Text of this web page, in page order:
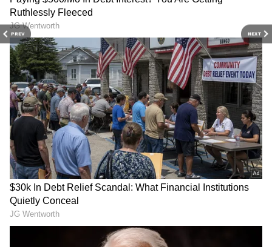
PREV NEXT
బ‌కెట్ వాట‌ర్ హీట‌ర్‌.. ఇంట్లో చిన్న
పిల్ల‌లు ఉన్న వారికి ఇది బెస్ట్
ప్రొడక్ట్, ఎలా పనిచేస్తుందంటే?
PhonePe: ఇకపై ఫోన్‌పేలో
ఫిక్స‌డ్ డిపాజిట్, ఆర్డీ ఆప్ష‌న్‌..
రోజుకు రూ. 100 పెట్టుబ‌డి
పెట్టొచ్చు